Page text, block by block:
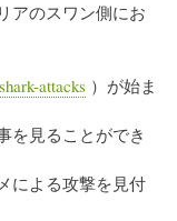
アのスワン側にお
attacks ）が始ま
を見ることができ
による攻撃を見付